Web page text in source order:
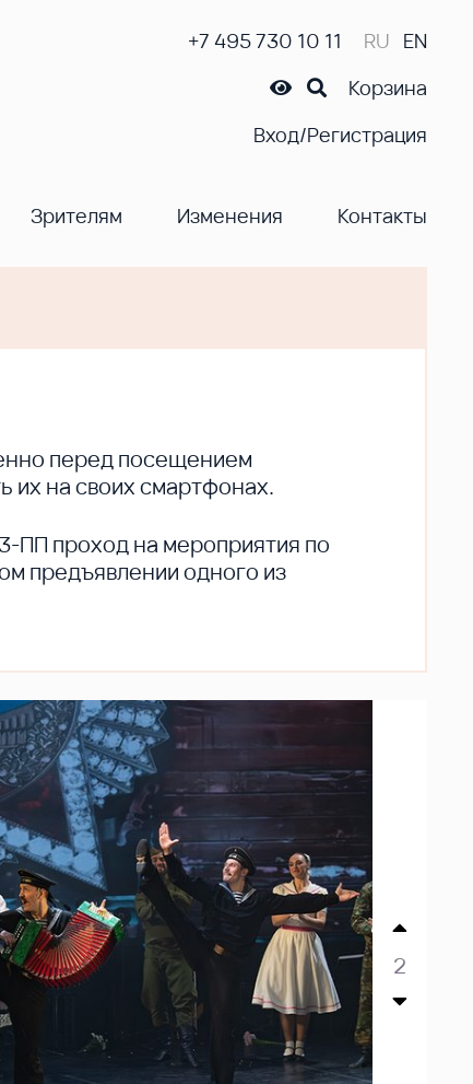
+7 495 730 10 11 RU EN
Корзина
Вход/Регистрация
Зрителям Изменения Контакты
перед посещением
их на своих смартфонах.
ПП проход на мероприятия по
предъявлении одного из
2